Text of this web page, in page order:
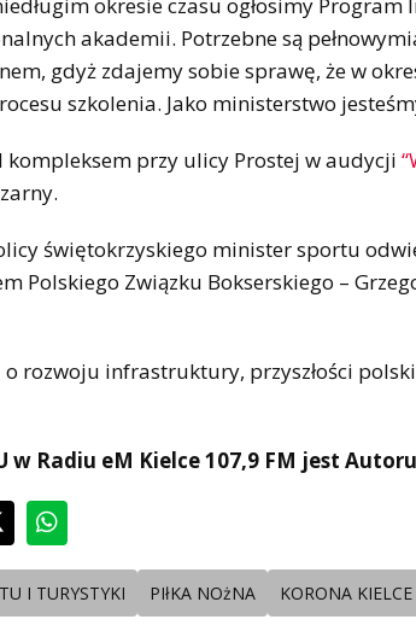
akademii. Potrzebne są
gdyż zdajemy sobie sprawę, że w
szkolenia. Jako ministerstwo
przy ulicy Prostej w audycji
świętokrzyskiego minister sportu
Polskiego Związku Bokserskiego –
rozwoju infrastruktury, przyszłości
w Radiu eM Kielce 107,9 FM jest
I TURYSTYKI PIłKA NOżNA KORONA KIELCE